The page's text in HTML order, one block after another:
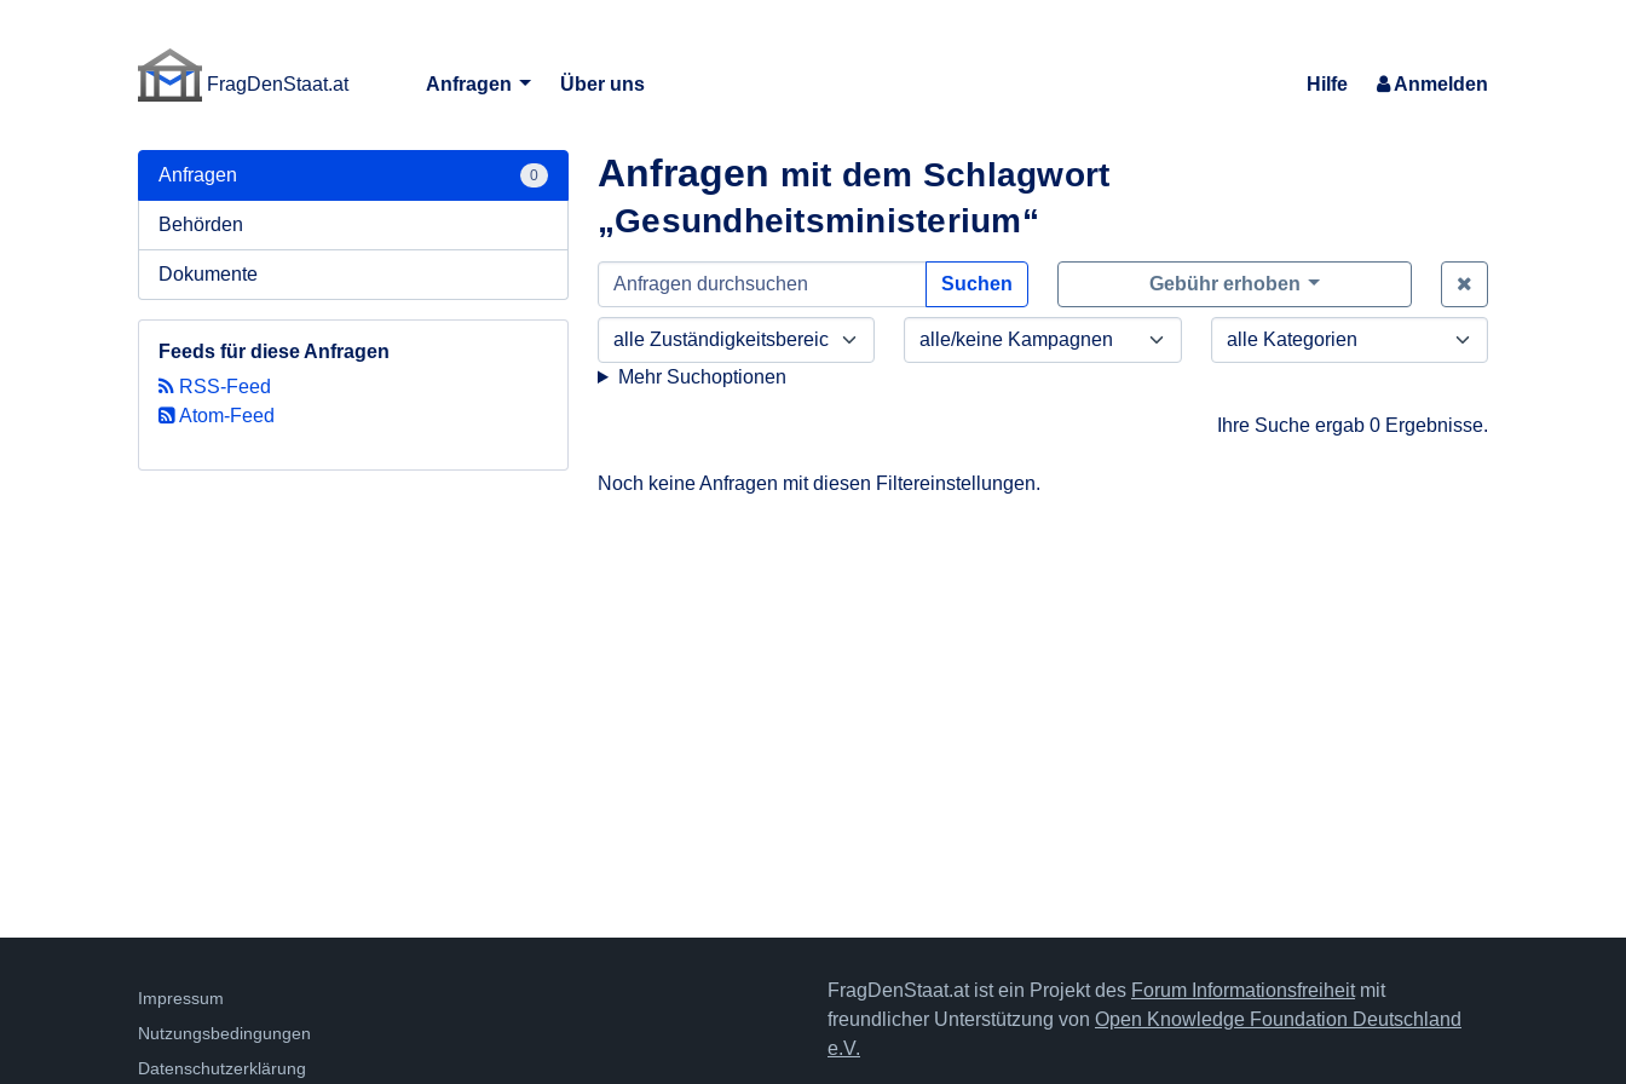
FragDenStaat.at
Anfragen
Über uns Hilfe Anmelden
Anfragen mit dem Schlagwort
„Gesundheitsministerium“
Suchen Gebühr erhoben
Mehr Suchoptionen
Ihre Suche ergab 0 Ergebnisse.
Noch keine Anfragen mit diesen Filtereinstellungen.
Anfragen 0
Behörden
Dokumente
Feeds für diese Anfragen
RSS-Feed
Atom-Feed
Impressum
Nutzungsbedingungen
Datenschutzerklärung
FragDenStaat.at ist ein Projekt des Forum Informationsfreiheitmit
freundlicher Unterstützung von Open Knowledge Foundation Deutschland
e.V.